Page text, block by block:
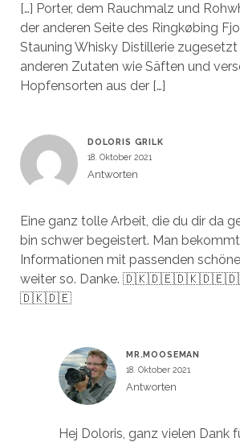
[…] Porter, dem Rauchmalz und
der anderen Seite des Ringkøbing
Stauning Whisky Distillerie
anderen Zutaten wie Säften und
Hopfensorten aus der […]
DOLORIS GRILK
18. Oktober 2021
Antworten
Eine ganz tolle Arbeit, die du dir da
bin schwer begeistert. Man
Informationen mit passenden
weiter so. Danke.
🇩🇰🇩🇪
MR.MOOSEMAN
18. Oktober 2021
Antworten
Hej Doloris, ganz vielen Dank